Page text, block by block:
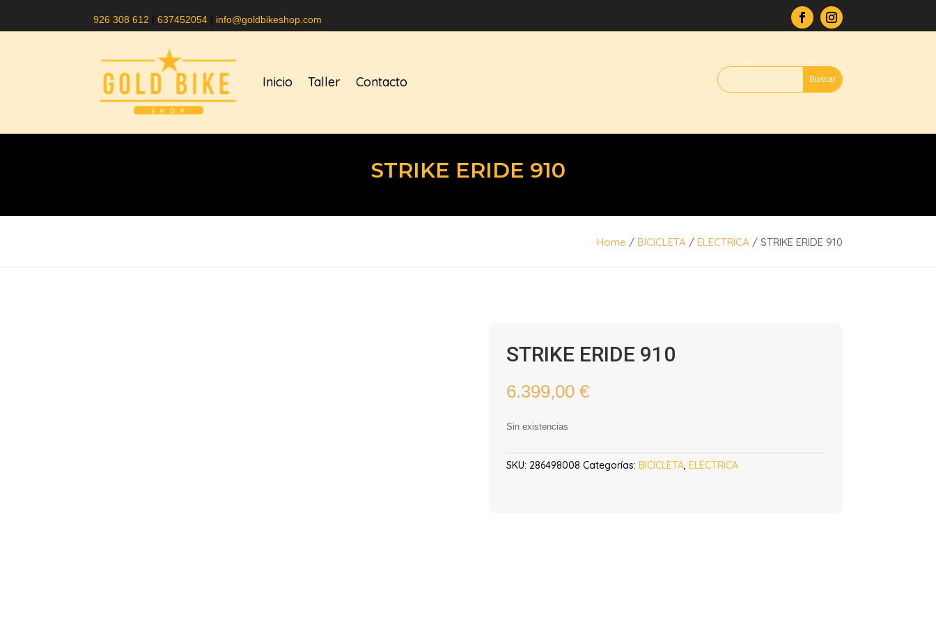
926 308 612 |637452054 | info@goldbikeshop.com
Inicio Taller Contacto
STRIKE ERIDE 910
Home / BICICLETA / ELECTRICA / STRIKE ERIDE 910
STRIKE ERIDE 910
6.399,00 €
Sin existencias
SKU: 286498008 Categorías: BICICLETA, ELECTRICA